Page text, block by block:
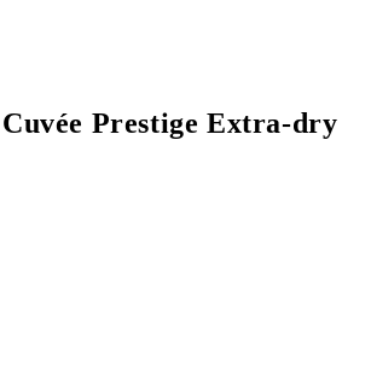
Prestige Extra-dry